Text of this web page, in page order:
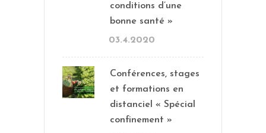
conditions d’une
bonne santé »
03.4.2020
Conférences, stages
et formations en
distanciel « Spécial
confinement »